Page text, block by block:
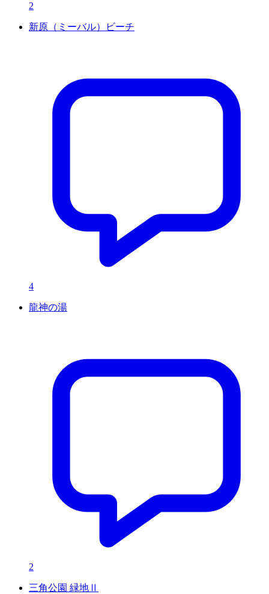
2
新原（ミーバル）ビーチ
4
龍神の湯
2
三角公園 緑地Ⅱ